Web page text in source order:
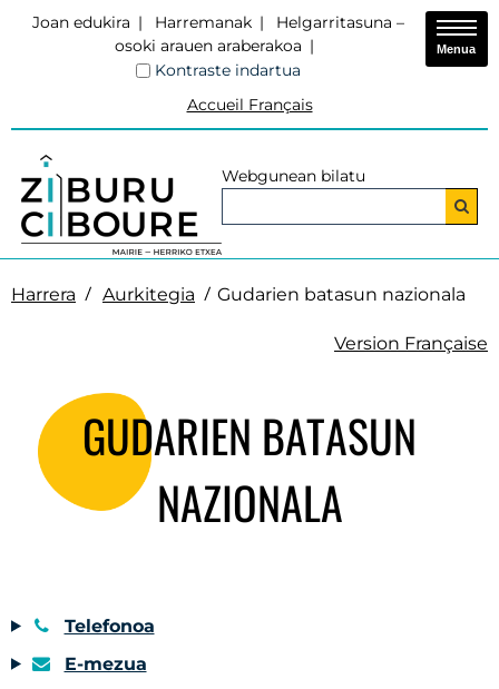
Joan edukira Harremanak
Helgarritasuna –
osoki arauen araberakoa
Kontraste indartua
Accueil Français
Webgunean bilatu
Menua
Harrera Aurkitegia Gudarien batasun nazionala
Version Française
GUDARIEN BATASUN
NAZIONALA
Telefonoa
E-mezua